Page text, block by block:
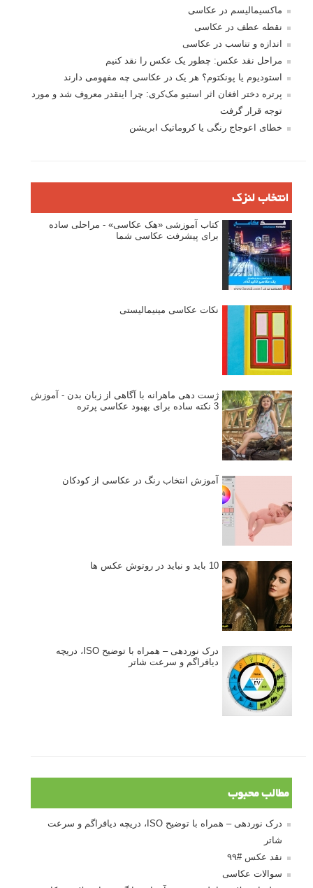
ماکسیمالیسم در عکاسی
نقطه عطف در عکاسی
اندازه و تناسب در عکاسی
مراحل نقد عکس: چطور یک عکس را نقد کنیم
استودیوم یا پونکتوم؟ هر یک در عکاسی چه مفهومی دارند
پرتره دختر افغان اثر استیو مک‌کری: چرا اینقدر معروف شد و مورد
توجه قرار گرفت
خطای اعوجاج رنگی یا کروماتیک ابریشن
انتخاب لنزک
کتاب آموزشی «هک عکاسی» - مراحلی ساده
برای پیشرفت عکاسی شما
نکات عکاسی مینیمالیستی
ژست دهی ماهرانه با آگاهی از زبان بدن - آموزش
3 نکته ساده برای بهبود عکاسی پرتره
آموزش انتخاب رنگ در عکاسی از کودکان
10 باید و نباید در روتوش عکس ها
درک نوردهی – همراه با توضیح ISO، دریچه
دیافراگم و سرعت شاتر
مطالب محبوب
درک نوردهی – همراه با توضیح ISO، دریچه دیافراگم و سرعت
شاتر
نقد عکس #۹۹
سوالات عکاسی